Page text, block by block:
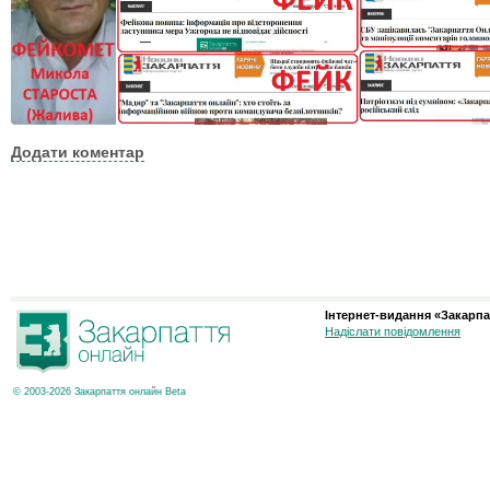
Додати коментар
© 2003-2026 Закарпаття онлайн Beta
Інтернет-видання
Надіслати повідомлення